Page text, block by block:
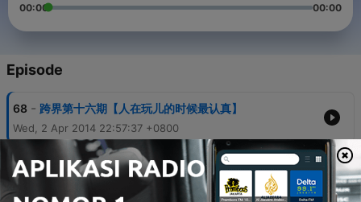
00:00 00:00
Episode
68 - 跨界第十六期【人在玩儿的时候最认真】
Wed, 2 Apr 2014 22:57:37 +0800
67 - 杭州100越野赛！把握生命里的每一天，赋予每个呼吸
的意义！